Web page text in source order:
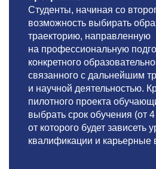
Студенты, начиная со
возможность выбирать
траекторию, направленную
на профессиональную
конкретного
связанного с дальнейшим
и научной деятельностью.
пилотного проекта
выбрать срок обучения (от
от которого будет зависеть
квалификации и карьерные